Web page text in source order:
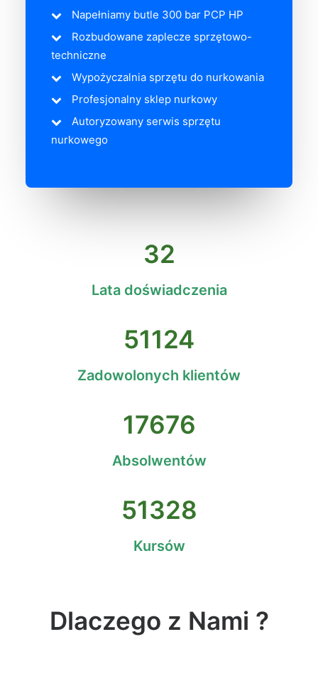
Napełniamy butle 300 bar PCP HP
Rozbudowane zaplecze sprzętowo-
techniczne
Wypożyczalnia sprzętu do nurkowania
Profesjonalny sklep nurkowy
Autoryzowany serwis sprzętu
nurkowego
32
Lata doświadczenia
51124
Zadowolonych klientów
17676
Absolwentów
51328
Kursów
Dlaczego z Nami ?